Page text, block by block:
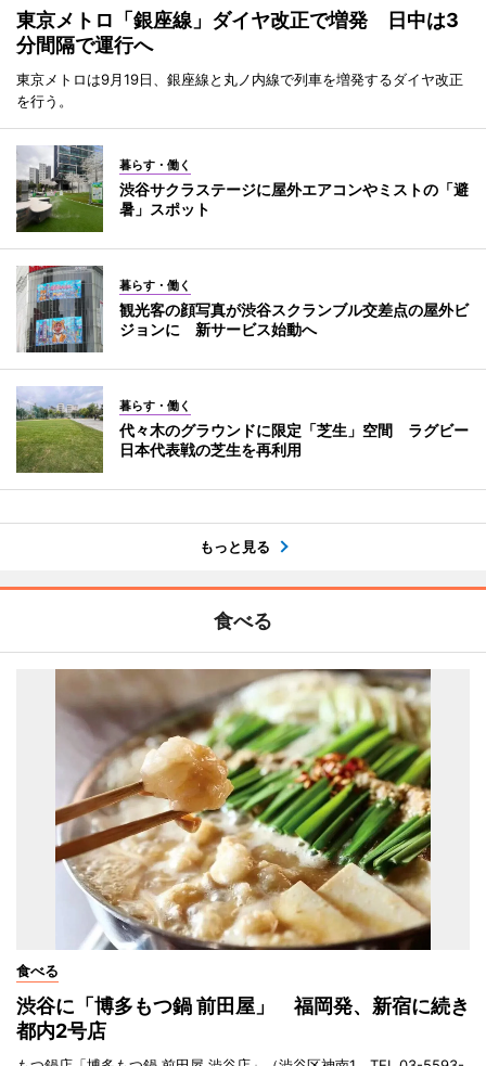
東京メトロ「銀座線」ダイヤ改正で増発 日中は3
分間隔で運行へ
東京メトロは9月19日、銀座線と丸ノ内線で列車を増発するダイヤ改正
を行う。
暮らす・働く
渋谷サクラステージに屋外エアコンやミストの「避
暑」スポット
暮らす・働く
観光客の顔写真が渋谷スクランブル交差点の屋外ビ
ジョンに 新サービス始動へ
暮らす・働く
代々木のグラウンドに限定「芝生」空間 ラグビー
日本代表戦の芝生を再利用
もっと見る
食べる
食べる
渋谷に「博多もつ鍋 前田屋」 福岡発、新宿に続き
都内2号店